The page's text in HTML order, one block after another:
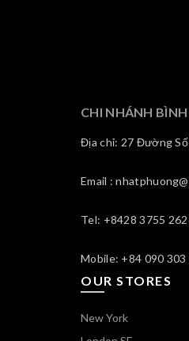
CHI NHÁNH
Địa chỉ: 27 Đường
Email :
Tel: +8428 3755
Mobile: +84 090 303
OUR STORES
New York